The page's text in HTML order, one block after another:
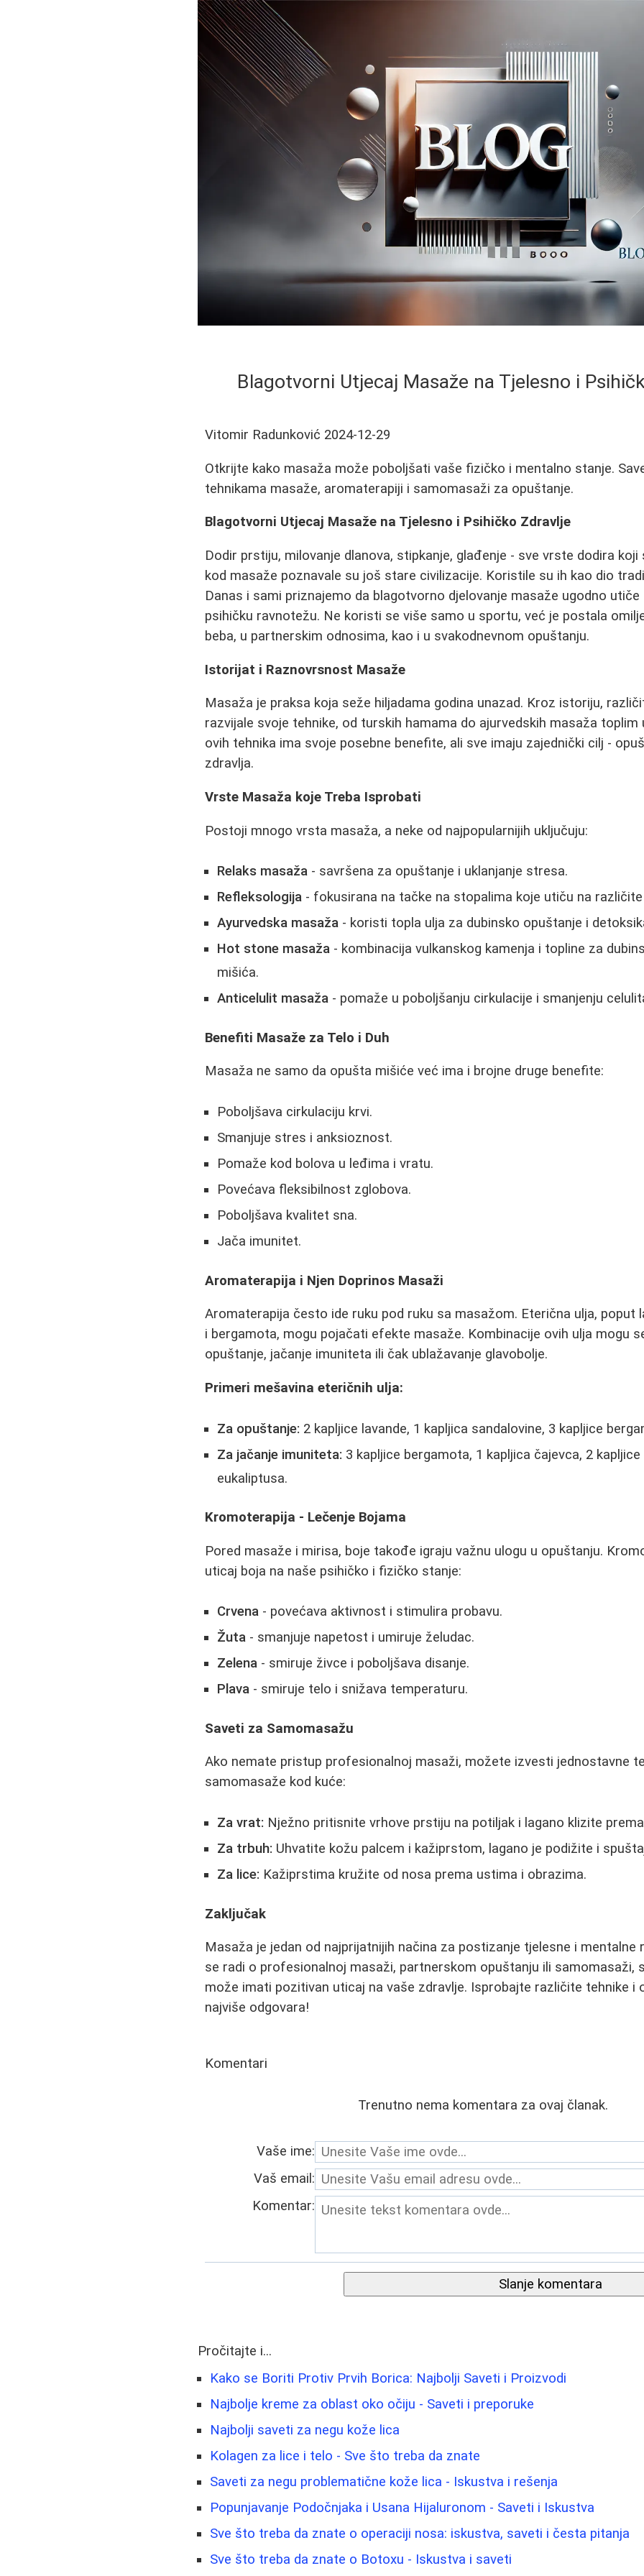
Blagotvorni Utjecaj Masaže na Tjelesno i
Vitomir Radunković 2024-12-29
Otkrijte kako masaža može poboljšati vaše fizičko i mentalno stanje.
tehnikama masaže, aromaterapiji i samomasaži za opuštanje.
Blagotvorni Utjecaj Masaže na Tjelesno i Psihičko Zdravlje
Dodir prstiju, milovanje dlanova, stipkanje, glađenje - sve vrste dodira koji
kod masaže poznavale su još stare civilizacije. Koristile su ih kao dio
Danas i sami priznajemo da blagotvorno djelovanje masaže ugodno utiče
psihičku ravnotežu. Ne koristi se više samo u sportu, već je postala
beba, u partnerskim odnosima, kao i u svakodnevnom opuštanju.
Istorijat i Raznovrsnost Masaže
Masaža je praksa koja seže hiljadama godina unazad. Kroz istoriju,
razvijale svoje tehnike, od turskih hamama do ajurvedskih masaža toplim
ovih tehnika ima svoje posebne benefite, ali sve imaju zajednički cilj -
zdravlja.
Vrste Masaža koje Treba Isprobati
Postoji mnogo vrsta masaža, a neke od najpopularnijih uključuju:
Relaks masaža - savršena za opuštanje i uklanjanje stresa.
Refleksologija - fokusirana na tačke na stopalima koje utiču na
Ayurvedska masaža - koristi topla ulja za dubinsko opuštanje i
Hot stone masaža - kombinacija vulkanskog kamenja i topline za
mišića.
Anticelulit masaža - pomaže u poboljšanju cirkulacije i smanjenju
Benefiti Masaže za Telo i Duh
Masaža ne samo da opušta mišiće već ima i brojne druge benefite:
Poboljšava cirkulaciju krvi.
Smanjuje stres i anksioznost.
Pomaže kod bolova u leđima i vratu.
Povećava fleksibilnost zglobova.
Poboljšava kvalitet sna.
Jača imunitet.
Aromaterapija i Njen Doprinos Masaži
Aromaterapija često ide ruku pod ruku sa masažom. Eterična ulja, poput
i bergamota, mogu pojačati efekte masaže. Kombinacije ovih ulja mogu
opuštanje, jačanje imuniteta ili čak ublažavanje glavobolje.
Primeri mešavina eteričnih ulja:
Za opuštanje: 2 kapljice lavande, 1 kapljica sandalovine, 3 kapljice
Za jačanje imuniteta: 3 kapljice bergamota, 1 kapljica čajevca, 2
eukaliptusa.
Kromoterapija - Lečenje Bojama
Pored masaže i mirisa, boje takođe igraju važnu ulogu u opuštanju.
uticaj boja na naše psihičko i fizičko stanje:
Crvena - povećava aktivnost i stimulira probavu.
Žuta - smanjuje napetost i umiruje želudac.
Zelena - smiruje živce i poboljšava disanje.
Plava - smiruje telo i snižava temperaturu.
Saveti za Samomasažu
Ako nemate pristup profesionalnoj masaži, možete izvesti jednostavne
samomasaže kod kuće:
Za vrat: Nježno pritisnite vrhove prstiju na potiljak i lagano klizite
Za trbuh: Uhvatite kožu palcem i kažiprstom, lagano je podižite i
Za lice: Kažiprstima kružite od nosa prema ustima i obrazima.
Zaključak
Masaža je jedan od najprijatnijih načina za postizanje tjelesne i mentalne
se radi o profesionalnoj masaži, partnerskom opuštanju ili samomasaži,
može imati pozitivan uticaj na vaše zdravlje. Isprobajte različite tehnike i
najviše odgovara!
Komentari
Trenutno nema komentara za ovaj članak.
Vaše ime:
Vaš email:
Komentar:
Slanje komentara
Pročitajte i...
Kako se Boriti Protiv Prvih Borica: Najbolji Saveti i Proizvodi
Najbolje kreme za oblast oko očiju - Saveti i preporuke
Najbolji saveti za negu kože lica
Kolagen za lice i telo - Sve što treba da znate
Saveti za negu problematične kože lica - Iskustva i rešenja
Popunjavanje Podočnjaka i Usana Hijaluronom - Saveti i Iskustva
Sve što treba da znate o operaciji nosa: iskustva, saveti i česta pitanja
Sve što treba da znate o Botoxu - Iskustva i saveti